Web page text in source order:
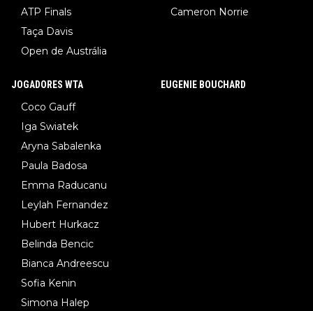
ATP Finals
Taça Davis
Open de Austrália
Cameron Norrie
JOGADORES WTA
Coco Gauff
Iga Swiatek
Aryna Sabalenka
Paula Badosa
Emma Raducanu
Leylah Fernandez
Hubert Hurkacz
Belinda Bencic
Bianca Andreescu
Sofia Kenin
Simona Halep
EUGENIE BOUCHARD